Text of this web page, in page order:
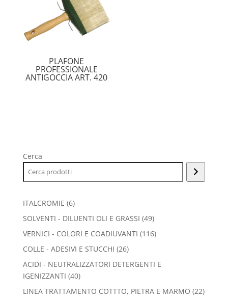
PLAFONE
PROFESSIONALE
ANTIGOCCIA ART. 420
Cerca
ITALCROMIE 66
prodotti
SOLVENTI - DILUENTI OLI E GRASSI 4949
prodotti
VERNICI - COLORI E COADIUVANTI 116116
COLLE - ADESIVI E STUCCHI 2626
prodotti
ACIDI - NEUTRALIZZATORI DETERGENTI E
IGENIZZANTI 4040
prodotti
LINEA TRATTAMENTO COTTTO, PIETRA E MARMO 2222